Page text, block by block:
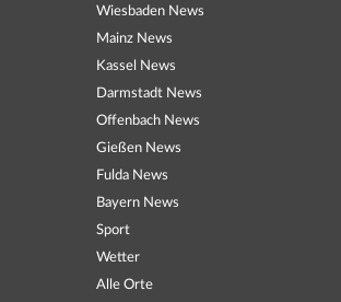
Wiesbaden News
Mainz News
Kassel News
Darmstadt News
Offenbach News
Gießen News
Fulda News
Bayern News
Sport
Wetter
Alle Orte